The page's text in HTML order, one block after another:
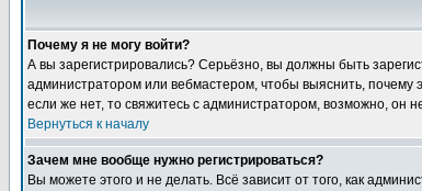
Почему я не могу войти?
А вы зарегистрировались? Серьёзно, вы должны быть
администратором или вебмастером, чтобы выяснить,
если же нет, то свяжитесь с администратором, возможно, он
Вернуться к началу
Зачем мне вообще нужно регистрироваться?
Вы можете этого и не делать. Всё зависит от того, как